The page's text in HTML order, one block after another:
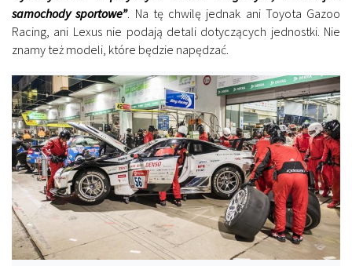
samochody sportowe”. Na tę chwilę jednak ani Toyota Gazoo
Racing, ani Lexus nie podają detali dotyczących jednostki. Nie
znamy też modeli, które będzie napędzać.